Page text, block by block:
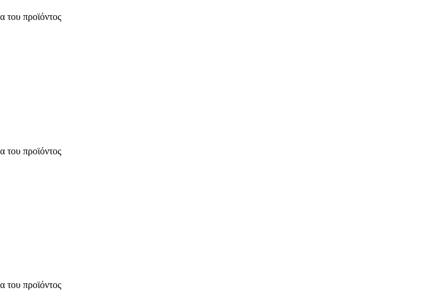
του προϊόντος
του προϊόντος
του προϊόντος